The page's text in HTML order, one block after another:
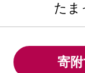
たま
寄